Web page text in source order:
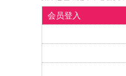
会员登入